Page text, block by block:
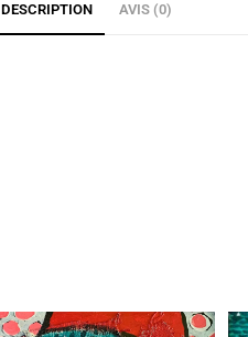
DESCRIPTION AVIS (0)